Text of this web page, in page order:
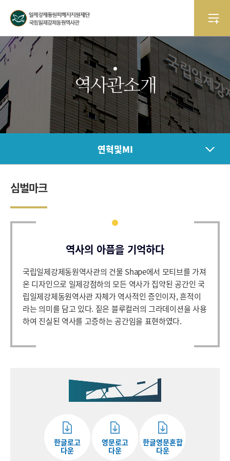
역사관소개
연혁및MI
심벌마크
역사의 아픔을 기억하다
국립일제강제동원역사관의 건물 Shape에서 모티브를 가져
온 디자인으로 일제강점하의 모든 역사가 집약된 공간인 국
립일제강제동원역사관 자체가 역사적인 증인이자, 흔적이
라는 의미를 담고 있다. 짙은 블루컬러의 그라데이션을 사용
하여 진실된 역사를 고증하는 공간임을 표현하였다.
한글로고
다운
영문로고
다운
한글영문혼합
다운